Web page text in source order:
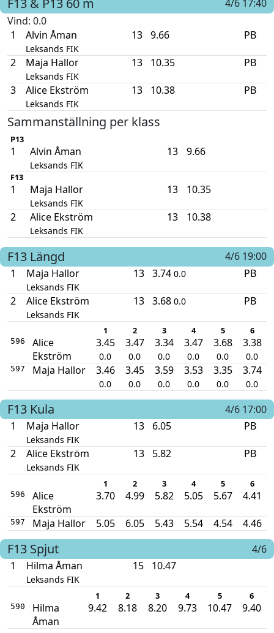
4/6 17:40
Vind: 0.0
1
Alvin Åman
Leksands FIK
13 9.66 PB
2 Maja Hallor
Leksands FIK
13 10.35 PB
3 Alice Ekström
Leksands FIK
13 10.38 PB
Sammanställning per klass
P13
1 Alvin Åman
Leksands FIK
13 9.66
F13
1 Maja Hallor
Leksands FIK
13 10.35
2 Alice Ekström
Leksands FIK
13 10.38
F13 Längd
4/6 19:00
1
Maja Hallor
Leksands FIK
13 3.74 0.0 PB
2 Alice Ekström
Leksands FIK
13 3.68 0.0 PB
1 2 3 4 5 6
596
Alice
Ekström
3.45
0.0
3.47
0.0
3.34
0.0
3.47
0.0
3.68
0.0
3.38
0.0
597 Maja Hallor 3.46
0.0
3.45
0.0
3.59
0.0
3.53
0.0
3.35
0.0
3.74
0.0
F13 Kula
4/6 17:00
1
Maja Hallor
Leksands FIK
13 6.05 PB
2 Alice Ekström
Leksands FIK
13 5.82 PB
1 2 3 4 5 6
596
Alice
Ekström
3.70 4.99 5.82 5.05 5.67 4.41
597 Maja Hallor 5.05 6.05 5.43 5.54 4.54 4.46
F13 Spjut
4/6
1
Hilma Åman
Leksands FIK
15 10.47
1 2 3 4 5 6
590
Hilma
Åman
9.42 8.18 8.20 9.73 10.47 9.40